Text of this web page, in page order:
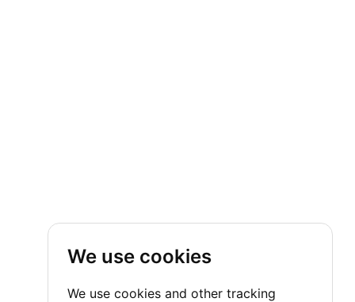
We use cookies
We use cookies and other tracking